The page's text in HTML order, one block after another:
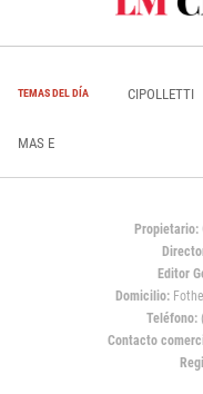
TEMAS DEL DÍA CIPOLLETTI
MAS E
Propietario:
Editor
Domicilio:
Teléfono:
Contacto